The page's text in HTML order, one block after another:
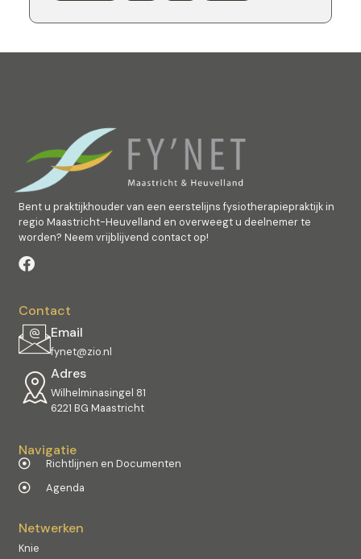
Bent u praktijkhouder van een eerstelijns fysiotherapiepraktijk in
regio Maastricht-Heuvelland en overweegt u deelnemer te
worden? Neem vrijblijvend contact op!
Contact
Email
fynet@zio.nl
Adres
Wilhelminasingel 81
6221 BG Maastricht
Navigatie
Richtlijnen en Documenten
Agenda
Netwerken
Knie